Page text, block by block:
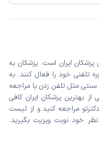
پزشکان ایران است. پزشکان به
تلفنی خود را فعال کنند. به
سنتی مثل تلفن زدن یا مراجعه
بهترین پزشکان ایران کافی
مراجعه کنید و از لیست
نظر خود نوبت ویزیت بگیرید.